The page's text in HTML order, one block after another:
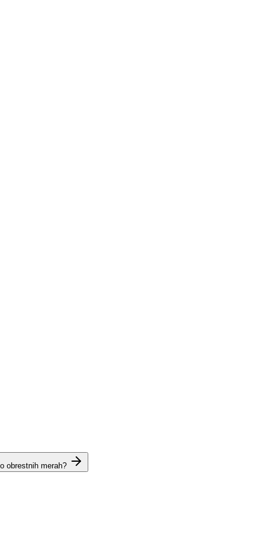
obrestnih merah?